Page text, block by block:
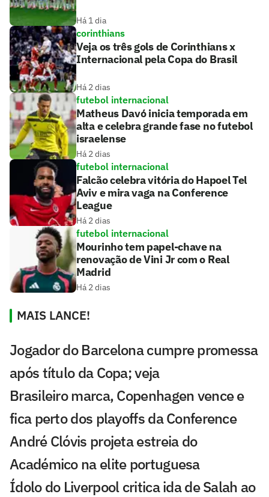
Há 1 dia
corinthians
Veja os três gols de Corinthians x
Internacional pela Copa do Brasil
Há 2 dias
futebol internacional
Matheus Davó inicia temporada em
alta e celebra grande fase no futebol
israelense
Há 2 dias
futebol internacional
Falcão celebra vitória do Hapoel Tel
Aviv e mira vaga na Conference
League
Há 2 dias
futebol internacional
Mourinho tem papel-chave na
renovação de Vini Jr com o Real
Madrid
Há 2 dias
MAIS LANCE!
Jogador do Barcelona cumpre promessa
após título da Copa; veja
Brasileiro marca, Copenhagen vence e
fica perto dos playoffs da Conference
André Clóvis projeta estreia do
Académico na elite portuguesa
Ídolo do Liverpool critica ida de Salah ao